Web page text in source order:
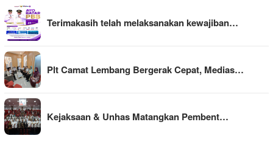
Terimakasih telah melaksanakan kewajiban…
Plt Camat Lembang Bergerak Cepat, Medias…
Kejaksaan & Unhas Matangkan Pembent…